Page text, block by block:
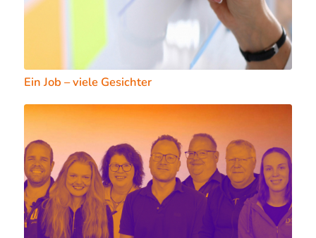
Ein Job – viele Gesichter